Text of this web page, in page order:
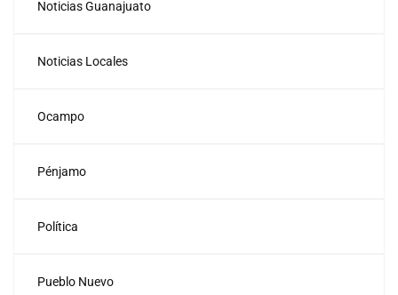
Noticias Guanajuato
Noticias Locales
Ocampo
Pénjamo
Política
Pueblo Nuevo